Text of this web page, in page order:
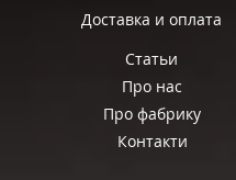
Доставка и оплата
Статьи
Про нас
Про фабрику
Контакти